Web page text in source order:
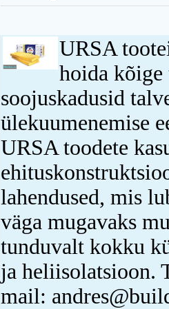
URSA
hoida
soojuskadusid
ülekuumenemise
URSA toodete
lahendused, mis
väga mugavaks
tunduvalt kokku
ja heliisolatsioon.
mail: